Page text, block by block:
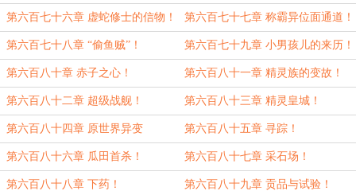
第六百七十六章 虚蛇修士的信物！ 第六百七十七章 称霸异位面通道！
第六百七十八章 “偷鱼贼”！ 第六百七十九章 小男孩儿的来历！
第六百八十章 赤子之心！ 第六百八十一章 精灵族的变故！
第六百八十二章 超级战舰！ 第六百八十三章 精灵皇城！
第六百八十四章 原世界异变 第六百八十五章 寻踪！
第六百八十六章 瓜田首杀！ 第六百八十七章 采石场！
第六百八十八章 下药！ 第六百八十九章 贡品与试验！